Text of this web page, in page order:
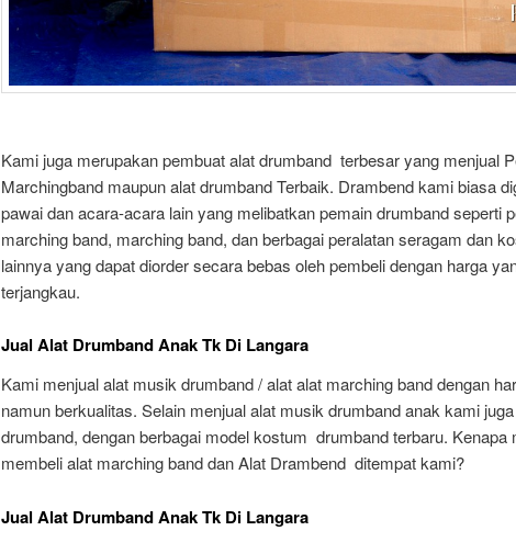
Kami juga merupakan pembuat alat drumband terbesar yang menjual
Marchingband maupun alat drumband Terbaik. Drambend kami biasa
pawai dan acara-acara lain yang melibatkan pemain drumband seperti
marching band, marching band, dan berbagai peralatan seragam dan
lainnya yang dapat diorder secara bebas oleh pembeli dengan harga
terjangkau.
Jual Alat Drumband Anak Tk Di Langara
Kami menjual alat musik drumband / alat alat marching band dengan
namun berkualitas. Selain menjual alat musik drumband anak kami
drumband, dengan berbagai model kostum drumband terbaru. Kenapa
membeli alat marching band dan Alat Drambend ditempat kami?
Jual Alat Drumband Anak Tk Di Langara